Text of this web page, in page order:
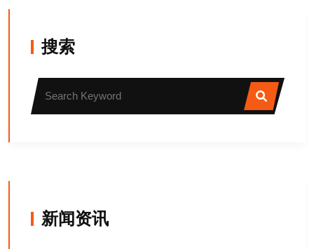
搜索
新闻资讯